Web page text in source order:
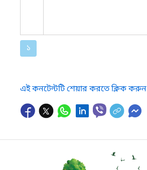
১
এই কনটেন্টটি শেয়ার করতে ক্লিক করুন